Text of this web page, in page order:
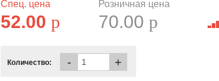
Спец. цена
52.00p
Розничная цена
70.00p
Количество: - +